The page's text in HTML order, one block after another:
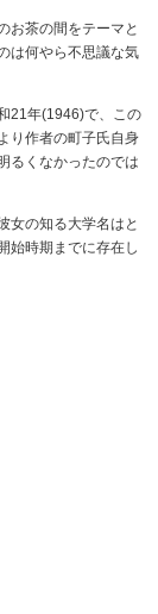
お茶の間をテーマと
は何やら不思議な気
21年(1946)で、この
り作者の町子氏自身
るくなかったのでは
女の知る大学名はと
始時期までに存在し